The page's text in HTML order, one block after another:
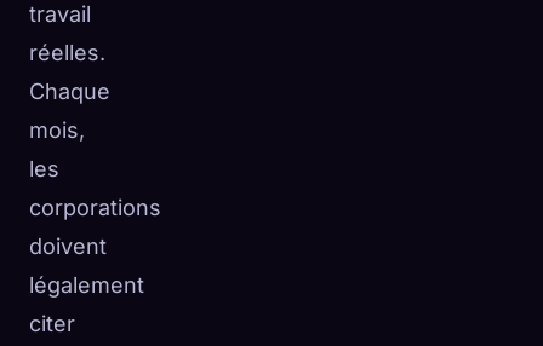
travail
réelles.
Chaque
mois,
les
corporations
doivent
légalement
citer